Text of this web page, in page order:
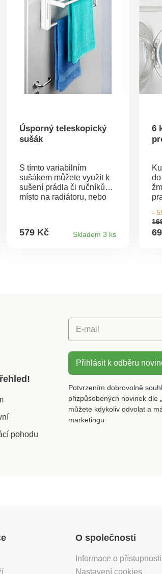
Úsporný teleskopický
sušák
S tímto variabilním
sušákem můžete využít k
sušení prádla či ručníků
místo na radiátoru, nebo
tyčí získáte až 4,15 m
579 Kč Skladem 3 ks
6
-
pohodu
E-mail
Přihlásit k odběru
Potvrzením dobrovolně
přizpůsobených novinek dle
můžete kdykoliv odvolat a
marketingu.
O společnosti
Informace o přístupnosti
Nastavení cookies